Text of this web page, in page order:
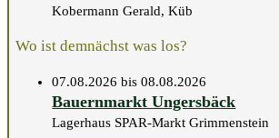
Kobermann Gerald, Küb
Wo ist demnächst was los?
07.08.2026 bis 08.08.2026
Bauernmarkt Ungersbäck
Lagerhaus SPAR-Markt Grimmenstein